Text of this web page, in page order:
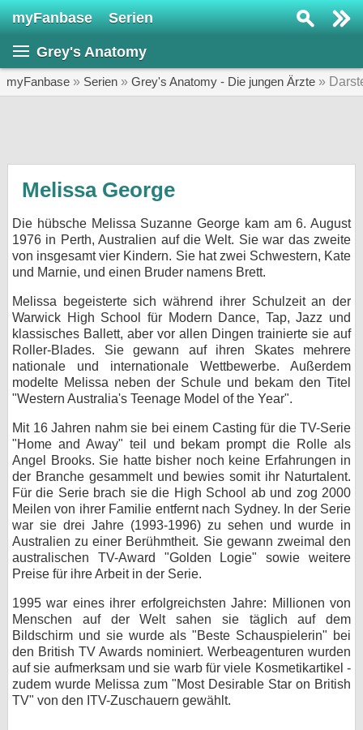
myFanbase Serien
Grey's Anatomy
myFanbase » Serien » Grey's Anatomy - Die jungen Ärzte »
Melissa George
Die hübsche Melissa Suzanne George kam am 6. August
1976 in Perth, Australien auf die Welt. Sie war das zweite
von insgesamt vier Kindern. Sie hat zwei Schwestern, Kate
und Marnie, und einen Bruder namens Brett.
Melissa begeisterte sich während ihrer Schulzeit an der
Warwick High School für Modern Dance, Tap, Jazz und
klassisches Ballett, aber vor allen Dingen trainierte sie auf
Roller-Blades. Sie gewann auf ihren Skates mehrere
nationale und internationale Wettbewerbe. Außerdem
modelte Melissa neben der Schule und bekam den Titel
"Western Australia's Teenage Model of the Year".
Mit 16 Jahren nahm sie bei einem Casting für die TV-Serie
"Home and Away" teil und bekam prompt die Rolle als
Angel Brooks. Sie hatte bisher noch keine Erfahrungen in
der Branche gesammelt und bewies somit ihr Naturtalent.
Für die Serie brach sie die High School ab und zog 2000
Meilen von ihrer Familie entfernt nach Sydney. In der Serie
war sie drei Jahre (1993-1996) zu sehen und wurde in
Australien zu einer Berühmtheit. Sie gewann zweimal den
australischen TV-Award "Golden Logie" sowie weitere
Preise für ihre Arbeit in der Serie.
1995 war eines ihrer erfolgreichsten Jahre: Millionen von
Menschen auf der Welt sahen sie täglich auf dem
Bildschirm und sie wurde als "Beste Schauspielerin" bei
den British TV Awards nominiert. Werbeagenturen wurden
auf sie aufmerksam und sie warb für viele Kosmetikartikel -
zudem wurde Melissa zum "Most Desirable Star on British
TV" von den ITV-Zuschauern gewählt.
SERIEN
KULTUR
Specials
Gewinnspiele
Forum
bei X
bei Facebook
Kontakt
Nutzungsbedingungen
Datenschutz
Cookie-Einstellungen
Impressum
Desktop-Ansicht
myFanbase